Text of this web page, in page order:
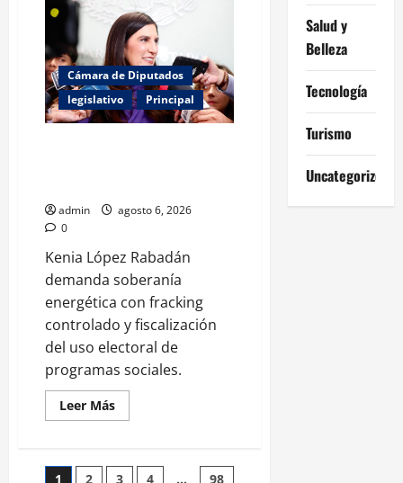
alertan
sobre
los
primeros
ataques
autónomos
de
la
IA:
mayores
Cámara de Diputados
legislativo
Principal
admin
agosto 6, 2026
0
Kenia López Rabadán
demanda soberanía
energética con fracking
controlado y fiscalización
del uso electoral de
programas sociales.
Leer MásLeer
más
López
1 2 3 4 …
98
Salud y
Belleza
Tecnología
Turismo
Uncategorized